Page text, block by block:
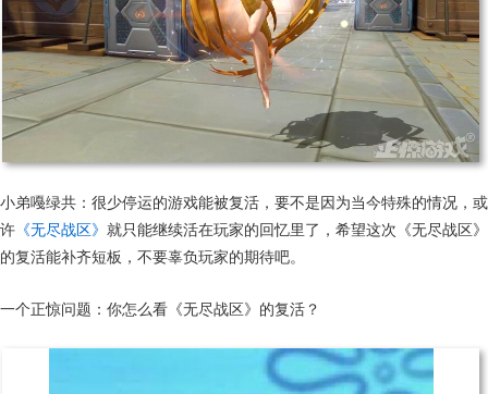
小弟嘠绿共：很少停运的游戏能被复活，要不是因为当今特殊的情况，或
许 《无尽战区》 就只能继续活在玩家的回忆里了，希望这次《无尽战区》
的复活能补齐短板，不要辜负玩家的期待吧。
一个正惊问题：你怎么看《无尽战区》的复活？